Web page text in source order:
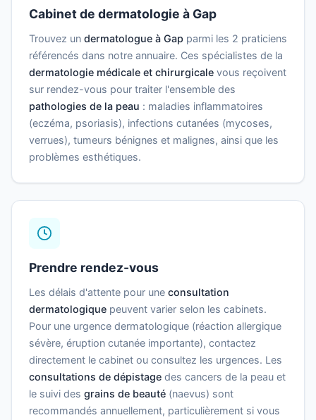
Cabinet de dermatologie à Gap
Trouvez un dermatologue à Gap parmi les 2 praticiens
référencés dans notre annuaire. Ces spécialistes de la
dermatologie médicale et chirurgicale vous reçoivent
sur rendez-vous pour traiter l'ensemble des
pathologies de la peau : maladies inflammatoires
(eczéma, psoriasis), infections cutanées (mycoses,
verrues), tumeurs bénignes et malignes, ainsi que les
problèmes esthétiques.
Prendre rendez-vous
Les délais d'attente pour une consultation
dermatologique peuvent varier selon les cabinets.
Pour une urgence dermatologique (réaction allergique
sévère, éruption cutanée importante), contactez
directement le cabinet ou consultez les urgences. Les
consultations de dépistage des cancers de la peau et
le suivi des grains de beauté (naevus) sont
recommandés annuellement, particulièrement si vous